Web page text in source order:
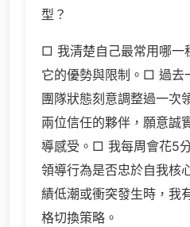
型？
□ 我清楚自己最常用哪一
它的優勢與限制。□ 過去
團隊狀態刻意調整過一次
兩位信任的夥伴，願意誠
導感受。□ 我每周會花5
領導行為是否忠於自我核
績低潮或衝突發生時，我
格切換策略。